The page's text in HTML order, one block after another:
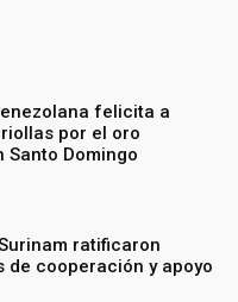
felicita a
por el oro
Santo Domingo
ratificaron
de cooperación y apoyo